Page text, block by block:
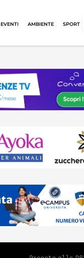
EVENTI AMBIENTE SPORT